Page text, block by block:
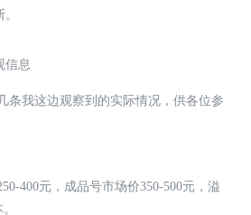
信息
条我这边观察到的实际情况，供各位参
400元，成品号市场价350-500元，溢